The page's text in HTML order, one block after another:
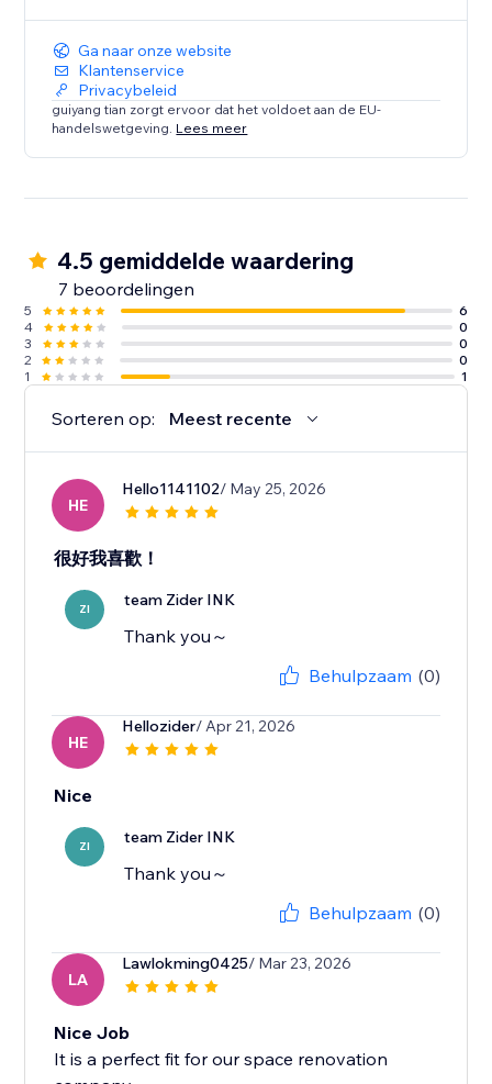
Ga naar onze website
Klantenservice
Privacybeleid
guiyang tian zorgt ervoor dat het voldoet aan de EU-
handelswetgeving. Lees meer
4.5 gemiddelde waardering
7 beoordelingen
5
6
4
0
3
0
2
0
1
1
Sorteren op: Meest recente
HE
Hello1141102/ May 25, 2026
很好我喜歡！
ZI team Zider INK
Thank you～
Behulpzaam (0)
HE
Hellozider/ Apr 21, 2026
Nice
ZI team Zider INK
Thank you～
Behulpzaam (0)
LA
Lawlokming0425/ Mar 23, 2026
Nice Job
It is a perfect fit for our space renovation